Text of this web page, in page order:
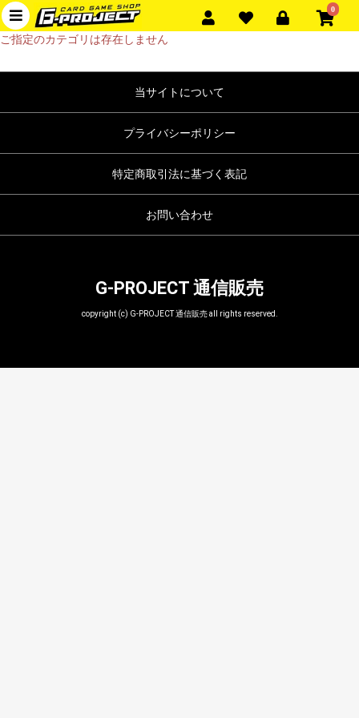
0
ご指定のカテゴリは存在しません
当サイトについて
プライバシーポリシー
特定商取引法に基づく表記
お問い合わせ
G-PROJECT 通信販売
copyright (c) G-PROJECT 通信販売 all rights reserved.